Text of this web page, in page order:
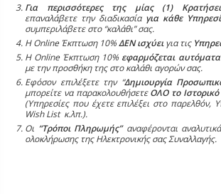
Για περισσότερες της μίας (1)
επαναλάβετε την διαδικασία για κάθε
συμπεριλάβετε στο “καλάθι” σας.
Η Online Έκπτωση 10%ΔΕΝ ισχύειγια τις
Η Online Έκπτωση 10% εφαρμόζεται αυτόματα
με την προσθήκη της στο καλάθι αγορών σας.
Εφόσον επιλέξετε την “Δημιουργία
μπορείτε να παρακολουθήσετεΟΛΟ το Ιστορικό
(Υπηρεσίες που έχετε επιλέξει στο παρελθόν,
Wish List κ.λπ.).
Οι “Τρόποι Πληρωμής”αναφέρονται
ολοκλήρωσης της Ηλεκτρονικής σας Συναλλαγής.